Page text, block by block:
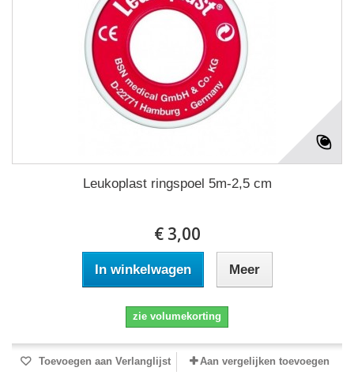
Leukoplast ringspoel 5m-2,5 cm
€ 3,00
In winkelwagen Meer
zie volumekorting
Toevoegen aan Verlanglijst Aan vergelijken toevoegen